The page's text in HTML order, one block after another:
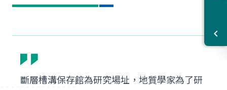
斷層槽溝保存館為研究場址，地質學家為了研